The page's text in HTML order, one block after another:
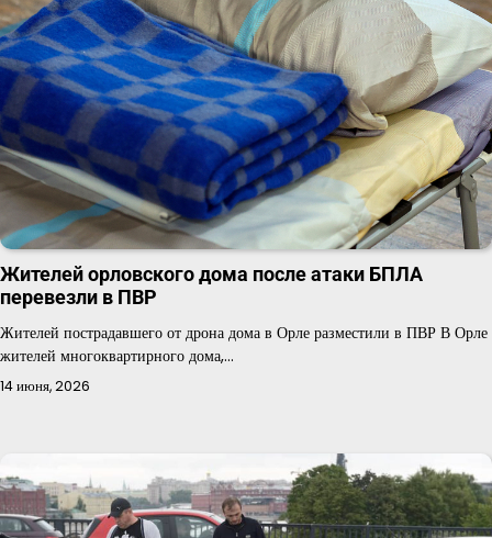
Жителей орловского дома после атаки БПЛА
перевезли в ПВР
Жителей пострадавшего от дрона дома в Орле разместили в ПВР В Орле
жителей многоквартирного дома,…
14 июня, 2026